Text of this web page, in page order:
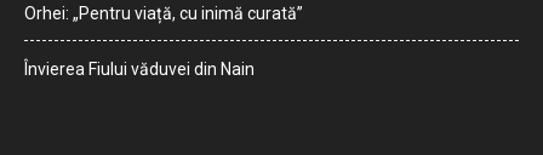
Orhei: „Pentru viață, cu inimă curată”
Învierea Fiului văduvei din Nain